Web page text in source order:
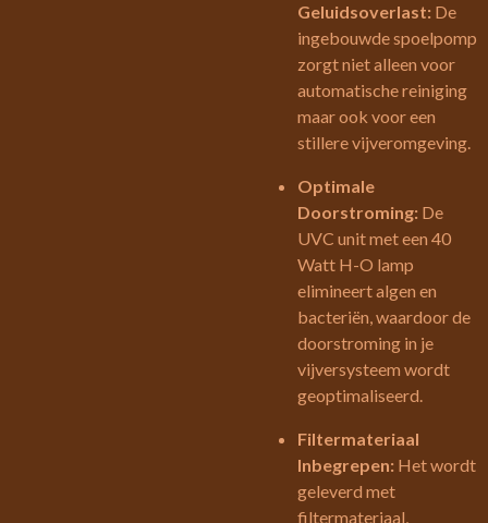
Geluidsoverlast: De
ingebouwde spoelpomp
zorgt niet alleen voor
automatische reiniging
maar ook voor een
stillere vijveromgeving.
Optimale
Doorstroming: De
UVC unit met een 40
Watt H-O lamp
elimineert algen en
bacteriën, waardoor de
doorstroming in je
vijversysteem wordt
geoptimaliseerd.
Filtermateriaal
Inbegrepen: Het wordt
geleverd met
filtermateriaal,